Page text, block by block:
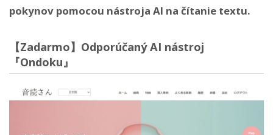
pokynov pomocou nástroja AI na čítanie textu.
【Zadarmo】Odporúčaný AI nástroj
『Ondoku』